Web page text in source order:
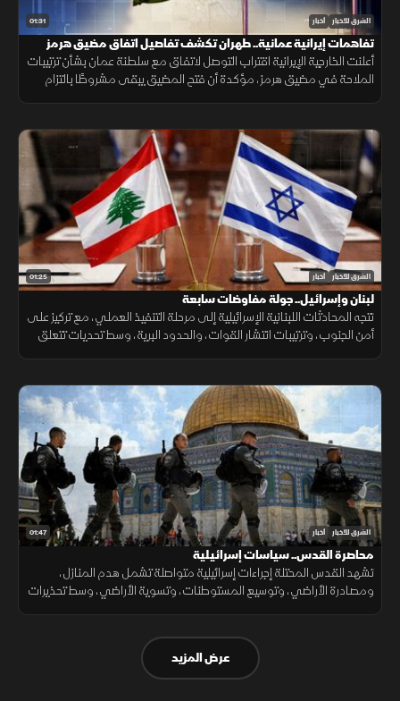
01:31 الشرق للأخبار أخبار
تفاهمات إيرانية عمانية.. طهران تكشف تفاصيل اتفاق مضيق هرمز
أعلنت الخارجية الإيرانية اقتراب التوصل لاتفاق مع سلطنة عمان بشأن ترتيبات
الملاحة في مضيق هرمز، مؤكدة أن فتح المضيق يبقى مشروطًا بالتزام
01:25 الشرق للأخبار أخبار
لبنان وإسرائيل.. جولة مفاوضات سابعة
تتجه المحادثات اللبنانية الإسرائيلية إلى مرحلة التنفيذ العملي، مع تركيز على
أمن الجنوب، وترتيبات انتشار القوات، والحدود البرية، وسط تحديات تتعلق
01:47 الشرق للأخبار أخبار
محاصرة القدس.. سياسات إسرائيلية
تشهد القدس المحتلة إجراءات إسرائيلية متواصلة تشمل هدم المنازل،
ومصادرة الأراضي، وتوسيع المستوطنات، وتسوية الأراضي، وسط تحذيرات
عرض المزيد